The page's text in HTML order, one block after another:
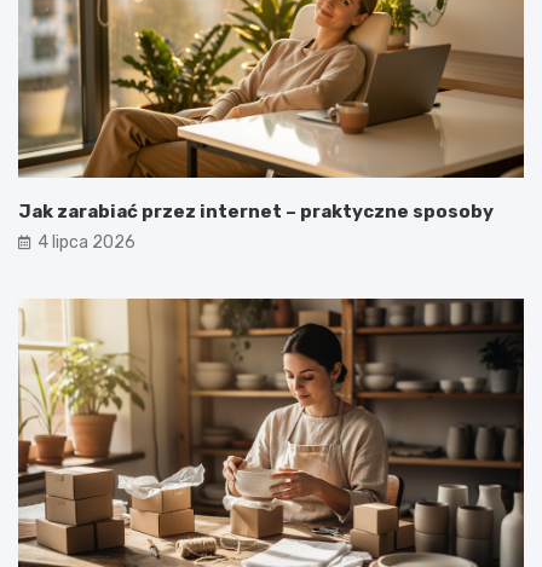
Jak zarabiać przez internet – praktyczne sposoby
4 lipca 2026